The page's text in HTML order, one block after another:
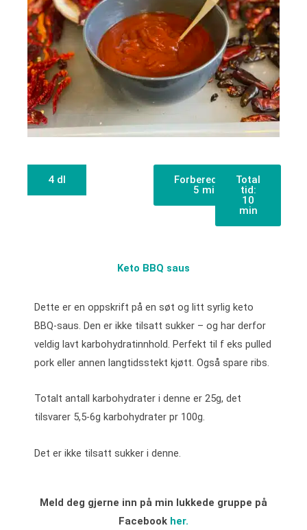
4 dl
Forberedelse:
5 min
Total
tid:
10
min
Keto BBQ saus
Dette er en oppskrift på en søt og litt syrlig keto
BBQ-saus. Den er ikke tilsatt sukker – og har derfor
veldig lavt karbohydratinnhold. Perfekt til f eks pulled
pork eller annen langtidsstekt kjøtt. Også spare ribs.
Totalt antall karbohydrater i denne er 25g, det
tilsvarer 5,5-6g karbohydrater pr 100g.
Det er ikke tilsatt sukker i denne.
Meld deg gjerne inn på min lukkede gruppe på
Facebook her.